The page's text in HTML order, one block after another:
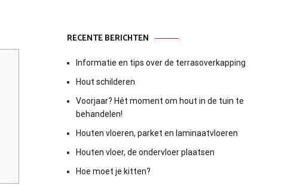
RECENTE BERICHTEN
Informatie en tips over de terrasoverkapping
Hout schilderen
Voorjaar? Hét moment om hout in de tuin te
behandelen!
Houten vloeren, parket en laminaatvloeren
Houten vloer, de ondervloer plaatsen
Hoe moet je kitten?